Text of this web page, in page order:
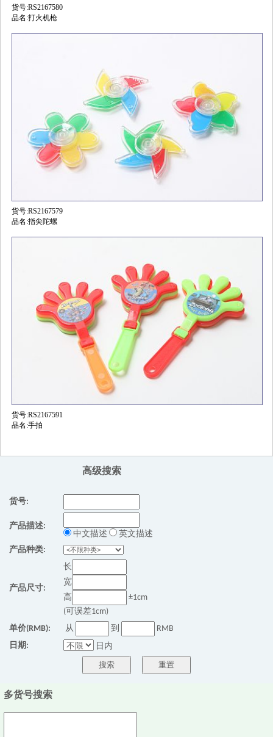
高级搜索
货号:
产品描述:
中文描述
英文描述
产品种类:
产品尺寸:
长
宽
高
±1cm
(可误差1cm)
单价(RMB):
从 到
RMB
日期:
日内
多货号搜索